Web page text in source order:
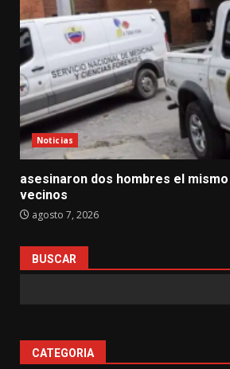
Noticias
asesinaron dos hombres el
vecinos
agosto 7, 2026
BUSCAR
CATEGORIA